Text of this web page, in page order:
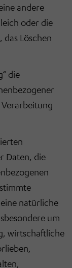
andere
oder die
Löschen
die
Daten, die
natürliche
um
wirtschaftliche